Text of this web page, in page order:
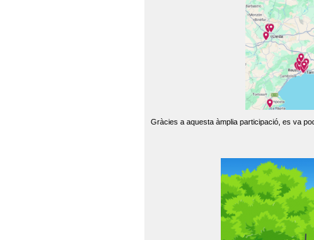
Gràcies a aquesta àmplia participació, es va